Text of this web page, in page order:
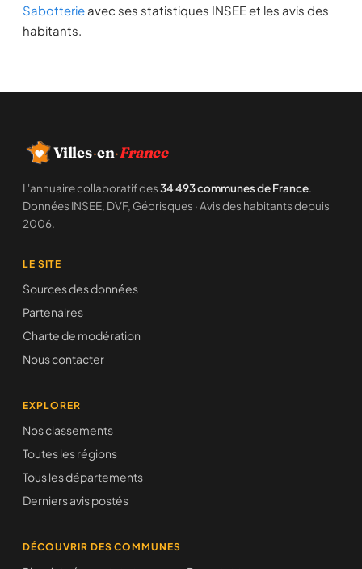
Sabotterie avec ses statistiques INSEE et les avis des
habitants.
Villes·en·France
L'annuaire collaboratif des34 493 communes de France.
Données INSEE, DVF, Géorisques · Avis des habitants depuis
2006.
LE SITE
Sources des données
Partenaires
Charte de modération
Nous contacter
EXPLORER
Nos classements
Toutes les régions
Tous les départements
Derniers avis postés
DÉCOUVRIR DES COMMUNES